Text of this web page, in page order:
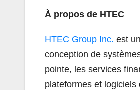
À propos de HTEC
HTEC Group Inc. est
conception de
pointe, les services
plateformes et